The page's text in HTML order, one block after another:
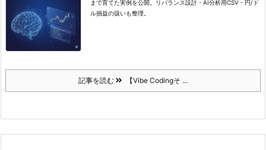
まで育てた実例を公開。リバランス設計・AI分析用CSV・円/ド
ル損益の扱いも整理。
記事を読む 【Vibe Codingそ ...